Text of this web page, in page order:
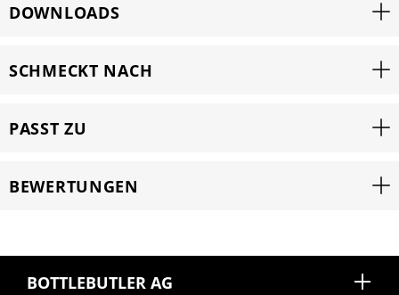
DOWNLOADS
SCHMECKT NACH
PASST ZU
BEWERTUNGEN
BOTTLEBUTLER AG